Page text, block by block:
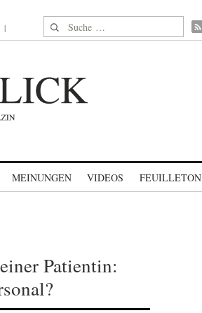
Suche nach:
MEINUNGEN VIDEOS FEUILLETON
Patientin: